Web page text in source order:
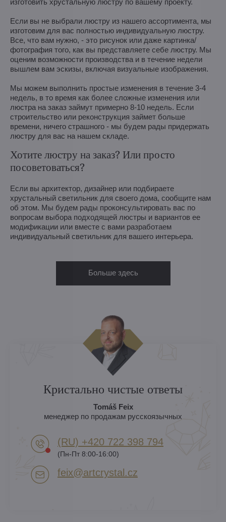
изготовить хрустальную люстру по вашему проекту.
Если вы не выбрали люстру из нашего ассортимента, мы
изготовим для вас полностью индивидуальную люстру.
Все, что вам нужно, - это рисунок или даже картинка/
фотография того, как вы представляете себе люстру. Мы
оценим возможности производства и в течение недели
вышлем вам эскизы, включая визуальные изображения.
Мы можем выполнить простые изменения в течение 3-4
недель, в то время как более сложные изменения или
люстра на заказ займут примерно 8-10 недель. Если
строительство или реконструкция займет больше
времени, ничего страшного - мы будем рады придержать
люстру для вас на нашем складе.
Хотите люстру на заказ? Или просто
посоветоваться?
Если вы архитектор, дизайнер или подбираете
хрустальный светильник для своего дома, сообщите нам
об этом. Мы будем рады проконсультировать вас по
вопросам выбора подходящей люстры и вариантов ее
модификации или вместе с вами разработаем
индивидуальный светильник для вашего интерьера.
Больше здесь
Кристально чистые ответы
Tomáš Feix
менеджер по продажам русскоязычных
(RU) +420 722 398 794​
(Пн-Пт 8:00-16:00)
feix​@artcrystal​.cz